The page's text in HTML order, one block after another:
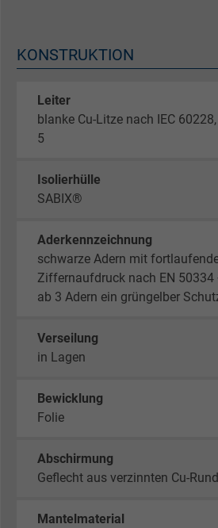
KONSTRUKTION
Leiter
blanke Cu-Litze nach IEC
5
Isolierhülle
SABIX®
Aderkennzeichnung
schwarze Adern mit
Ziffernaufdruck nach EN 50334
ab 3 Adern ein grüngelber
Verseilung
in Lagen
Bewicklung
Folie
Abschirmung
Geflecht aus verzinnten Cu-
Mantelmaterial